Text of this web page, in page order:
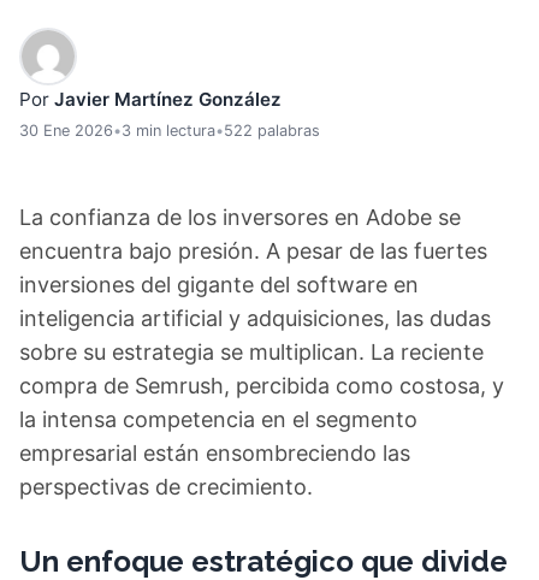
Por Javier Martínez González
30 Ene 2026•3 min lectura•522 palabras
La confianza de los inversores en Adobe se
encuentra bajo presión. A pesar de las fuertes
inversiones del gigante del software en
inteligencia artificial y adquisiciones, las dudas
sobre su estrategia se multiplican. La reciente
compra de Semrush, percibida como costosa, y
la intensa competencia en el segmento
empresarial están ensombreciendo las
perspectivas de crecimiento.
Un enfoque estratégico que divide